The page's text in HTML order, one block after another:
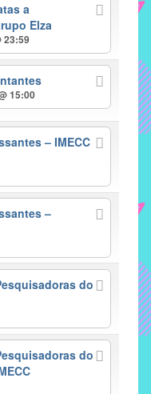
a
Elza
23:59
15:00
– IMECC
–
do
do